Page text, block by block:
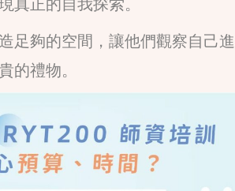
足夠的空間，讓他們觀察自己進
的禮物。